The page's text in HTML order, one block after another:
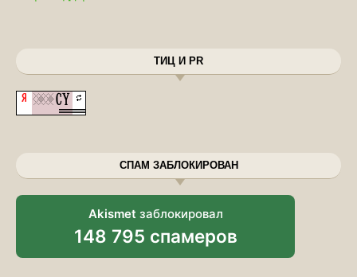
ТИЦ И PR
СПАМ ЗАБЛОКИРОВАН
Akismet заблокировал
148 795 спамеров